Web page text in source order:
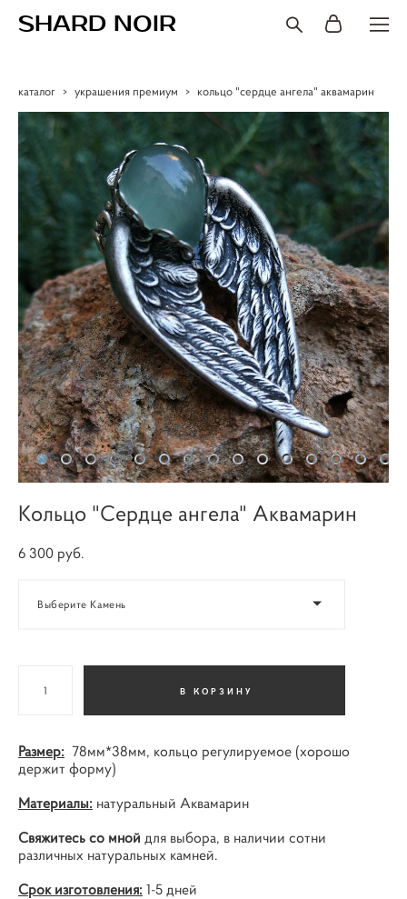
SHARD NOIR
каталог > украшения премиум > кольцо "сердце ангела" аквамарин
Кольцо "Сердце ангела" Аквамарин
6 300 pуб.
Выберите Камень
В КОРЗИНУ
Размер: 78мм*38мм, кольцо регулируемое (хорошо
держит форму)
Материалы: натуральный Аквамарин
Свяжитесь со мной для выбора, в наличии сотни
различных натуральных камней.
Срок изготовления: 1-5 дней